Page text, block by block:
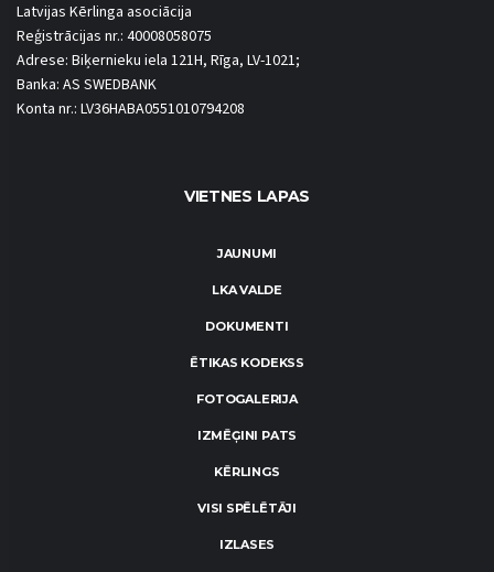
Latvijas Kērlinga asociācija
Reģistrācijas nr.: 40008058075
Adrese: Biķernieku iela 121H, Rīga, LV-1021;
Banka: AS SWEDBANK
Konta nr.: LV36HABA0551010794208
VIETNES LAPAS
JAUNUMI
LKA VALDE
DOKUMENTI
ĒTIKAS KODEKSS
FOTOGALERIJA
IZMĒĢINI PATS
KĒRLINGS
VISI SPĒLĒTĀJI
IZLASES